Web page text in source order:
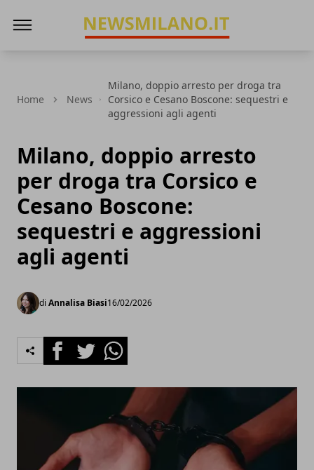
Home News
Milano, doppio arresto per droga tra
Corsico e Cesano Boscone: sequestri e
aggressioni agli agenti
Milano, doppio arresto
per droga tra Corsico e
Cesano Boscone:
sequestri e aggressioni
agli agenti
di Annalisa Biasi16/02/2026
FacebookTwitterWhatsapp